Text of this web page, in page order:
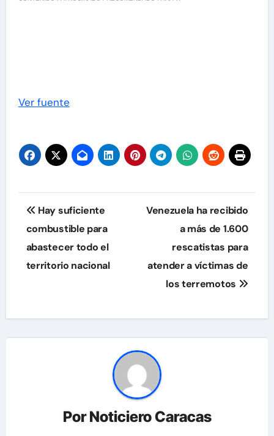
Ver fuente
Navegación
de
entradas
Hay suficiente
combustible para
abastecer todo el
territorio nacional
Venezuela ha recibido
a más de 1.600
rescatistas para
atender a víctimas de
los terremotos
PorNoticiero Caracas